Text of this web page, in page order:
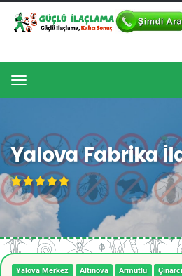
Menu
Yalova Fabrika
Yalova Merkez Altınova Armutlu